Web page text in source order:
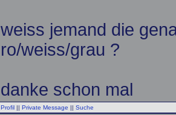
weiss jemand die
ro/weiss/grau ?
danke schon mal
Profil || Private Message || Suche